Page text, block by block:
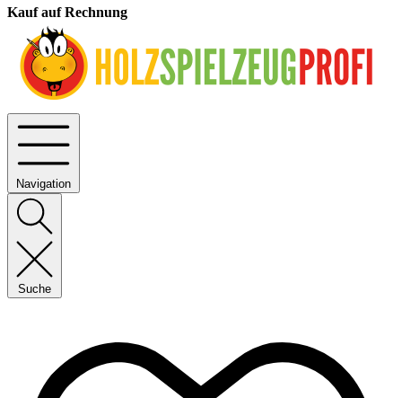
Kauf auf Rechnung
Navigation
Suche